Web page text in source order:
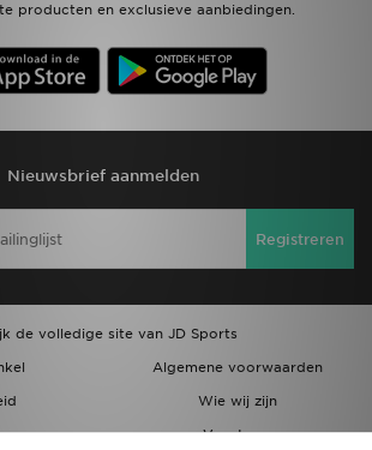
producten en exclusieve aanbiedingen.
Nieuwsbrief aanmelden
Registreren
de volledige site van JD Sports
Algemene voorwaarden
Wie wij zijn
Vacatures